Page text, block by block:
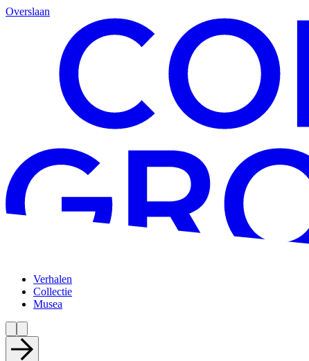
Overslaan
Verhalen
Collectie
Musea